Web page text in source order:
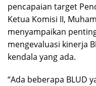
pencapaian target
Ketua Komisi II,
menyampaikan
mengevaluasi kinerja
kendala yang ada.
“Ada beberapa BLUD